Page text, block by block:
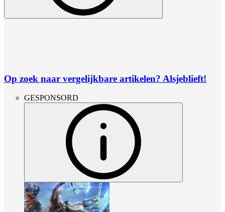
Op zoek naar vergelijkbare artikelen? Alsjeblieft!
GESPONSORD